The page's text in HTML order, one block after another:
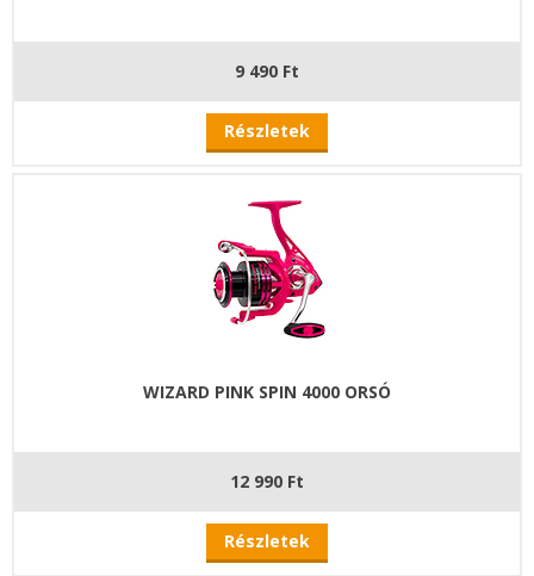
9 490 Ft
Részletek
WIZARD PINK SPIN 4000 ORSÓ
12 990 Ft
Részletek